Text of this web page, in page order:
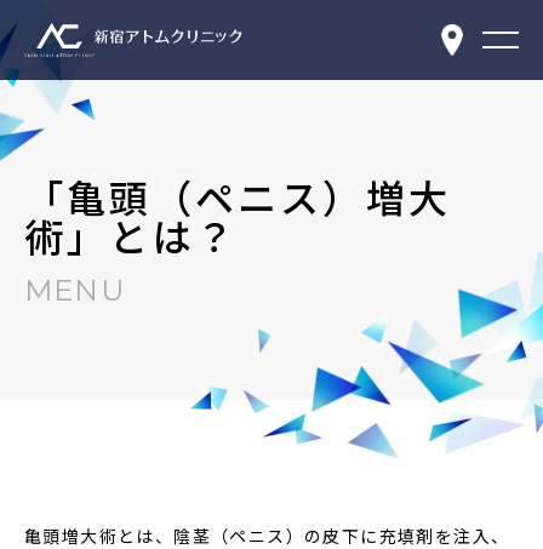
「亀頭（ペニス）増大
術」とは？
MENU
亀頭増大術とは、陰茎（ペニス）の皮下に充填剤を注入、